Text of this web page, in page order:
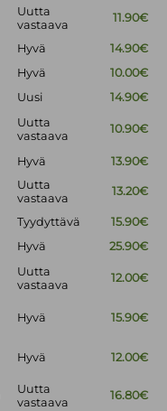
Uutta
vastaava
11.90€
Hyvä
14.90€
Hyvä
10.00€
Uusi
14.90€
Uutta
vastaava
10.90€
Hyvä 13.90€
Uutta
vastaava
13.20€
Tyydyttävä
15.90€
Hyvä
25.90€
Uutta
vastaava
12.00€
Hyvä 15.90€
Hyvä 12.00€
Uutta
vastaava
16.80€